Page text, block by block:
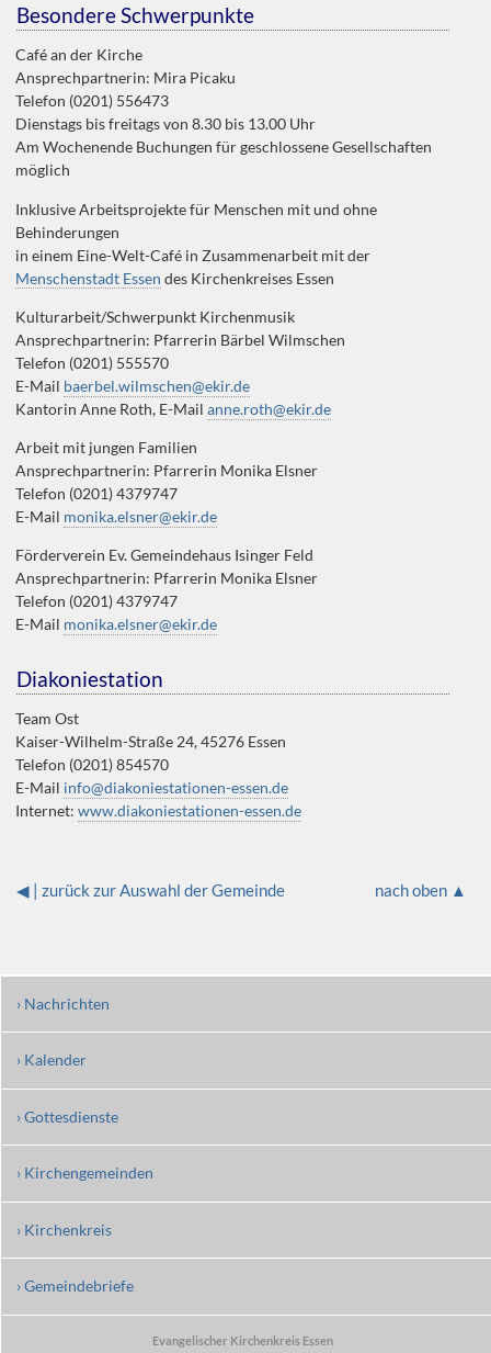
Besondere Schwerpunkte
Café an der Kirche
Ansprechpartnerin: Mira Picaku
Telefon (0201) 556473
Dienstags bis freitags von 8.30 bis 13.00 Uhr
Am Wochenende Buchungen für geschlossene Gesellschaften
möglich
Inklusive Arbeitsprojekte für Menschen mit und ohne
Behinderungen
in einem Eine-Welt-Café in Zusammenarbeit mit der
Menschenstadt Essen des Kirchenkreises Essen
Kulturarbeit/Schwerpunkt Kirchenmusik
Ansprechpartnerin: Pfarrerin Bärbel Wilmschen
Telefon (0201) 555570
E-Mail baerbel.wilmschen@ekir.de
Kantorin Anne Roth, E-Mailanne.roth@ekir.de
Arbeit mit jungen Familien
Ansprechpartnerin: Pfarrerin Monika Elsner
Telefon (0201) 4379747
E-Mail monika.elsner@ekir.de
Förderverein Ev. Gemeindehaus Isinger Feld
Ansprechpartnerin: Pfarrerin Monika Elsner
Telefon (0201) 4379747
E-Mail monika.elsner@ekir.de
Diakoniestation
Team Ost
Kaiser-Wilhelm-Straße 24, 45276 Essen
Telefon (0201) 854570
E-Mail info@diakoniestationen-essen.de
Internet:www.diakoniestationen-essen.de
◀ | zurück zur Auswahl der Gemeinde nach oben ▲
› Nachrichten
› Kalender
› Gottesdienste
› Kirchengemeinden
› Kirchenkreis
› Gemeindebriefe
Evangelischer Kirchenkreis Essen